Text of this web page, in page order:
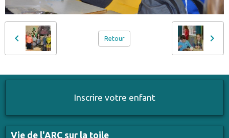
Retour
Inscrire votre enfant
Vie de l'ARC sur la toile